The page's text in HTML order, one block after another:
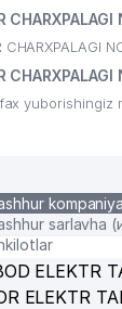
QURILISH
TEL MChJ
GOROD
MOTORS
POLIGRAFIYA
CHARXPALAGI
yuborishingiz
sarlavha
ELEKTR
ELEKTR